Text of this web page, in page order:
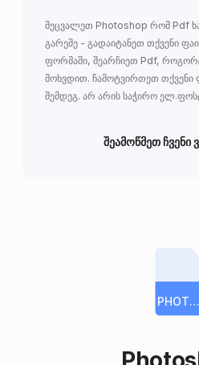
შეცვალეთ Photoshop რომ Pdf
გარეშე - გადაიტანეთ თქვენი
ფორმაში, შეარჩიეთ Pdf,
მოხვდით. ჩამოტვირთეთ თქვენი
შემდეგ. არ არის საჭირო
შეამოწმეთ ჩვენი
PHOTOSHOP